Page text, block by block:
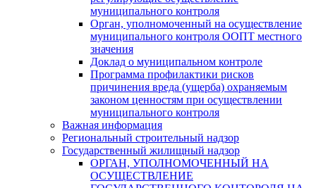
муниципального контроля
Орган, уполномоченный на осуществление
муниципального контроля ООПТ местного
значения
Доклад о муниципальном контроле
Программа профилактики рисков
причинения вреда (ущерба) охраняемым
законом ценностям при осуществлении
муниципального контроля
Важная информация
Региональный строительный надзор
Государственный жилищный надзор
ОРГАН, УПОЛНОМОЧЕННЫЙ НА
ОСУЩЕСТВЛЕНИЕ